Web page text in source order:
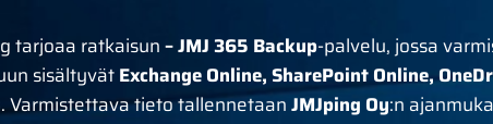
tarjoaa ratkaisun– JMJ 365 Backup-palvelu, jossa
sisältyvätExchange Online, SharePoint Online,
. Varmistettava tieto tallennetaanJMJping Oy:n